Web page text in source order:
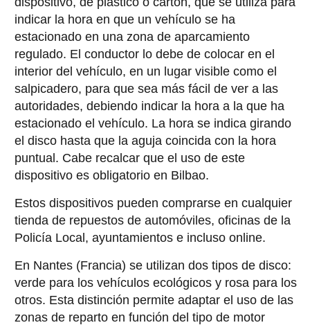
indicar la hora en que un vehículo se ha
estacionado en una zona de aparcamiento
regulado. El conductor lo debe de colocar en el
interior del vehículo, en un lugar visible como el
salpicadero, para que sea más fácil de ver a las
autoridades, debiendo indicar la hora a la que ha
estacionado el vehículo. La hora se indica girando
el disco hasta que la aguja coincida con la hora
puntual. Cabe recalcar que el uso de este
dispositivo es obligatorio en Bilbao.
Estos dispositivos pueden comprarse en cualquier
tienda de repuestos de automóviles, oficinas de la
Policía Local, ayuntamientos e incluso online.
En Nantes (Francia) se utilizan dos tipos de disco:
verde para los vehículos ecológicos y rosa para los
otros. Esta distinción permite adaptar el uso de las
zonas de reparto en función del tipo de motor